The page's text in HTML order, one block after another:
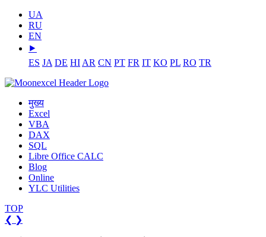
UA
RU
EN
⯈
ES JA DE HI AR CN PT FR IT KO PL RO TR
मुख्य
Excel
VBA
DAX
SQL
Libre Office CALC
Blog
Online
YLC Utilities
TOP
❮ ❯